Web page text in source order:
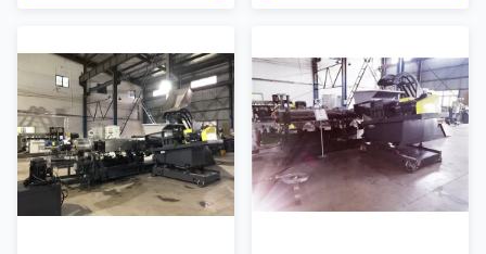
비, 그 사이에 우수한 반대로
착용 성과가 있습니다. 관 밀어
남을 위해, 에너지 소비는
0.25-0.3kwh/kg, 널, 매우 일반
적인 단일 나사 압출기 보다는
더 낮은 알갱이로 만들기입니
다, 및 장을 위한 while0.15-
0.2kwh/kg. 고객은 뿐만 아니
라 산출을 ...
5. 모든 기계 swill는 우리의
QC 기준의 밑에 생성합니다.
단일 나사 압출기의 모형 기술
명세 아니다. 납품의 명칭 Qty.
1.0 단위를 다루는 원료 1.1
CO 혼연기 1set 섞는 유효 부
피: 110L 모는 모터: 110kw 회
전 속도: 30...